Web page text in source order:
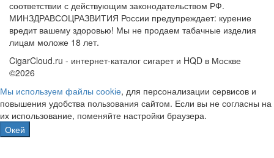
соответствии с действующим законодательством РФ.
МИНЗДРАВСОЦРАЗВИТИЯ России предупреждает: курение
вредит вашему здоровью! Мы не продаем табачные изделия
лицам моложе 18 лет.
CigarCloud.ru - интернет-каталог сигарет и HQD в Москве
©2026
Мы используем файлы сооkіе, для персонализации сервисов и
повышения удобства пользования сайтом. Если вы не согласны на
их использование, поменяйте настройки браузера.
Окей